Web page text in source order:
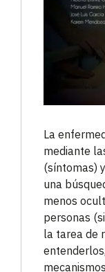
La
mediante
(síntomas)
una
menos
personas
la tarea de